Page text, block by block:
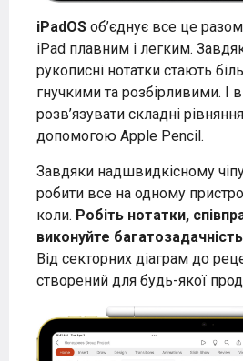
iPadOS об’єднує все це
iPad плавним і легким.
рукописні нотатки стають
гнучкими та розбірливими. І
розв’язувати складні
допомогою Apple Pencil.
Завдяки надшвидкісному
робити все на одному
коли. Робіть нотатки,
виконуйте багатозадачність
Від секторних діаграм до
створений для будь-якої